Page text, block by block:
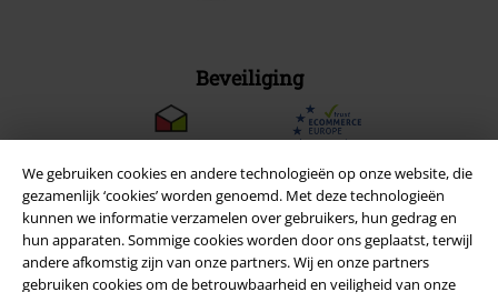
We gebruiken cookies en andere technologieën op onze website, die
gezamenlijk ‘cookies’ worden genoemd. Met deze technologieën
kunnen we informatie verzamelen over gebruikers, hun gedrag en
hun apparaten. Sommige cookies worden door ons geplaatst, terwijl
andere afkomstig zijn van onze partners. Wij en onze partners
gebruiken cookies om de betrouwbaarheid en veiligheid van onze
Beveiliging